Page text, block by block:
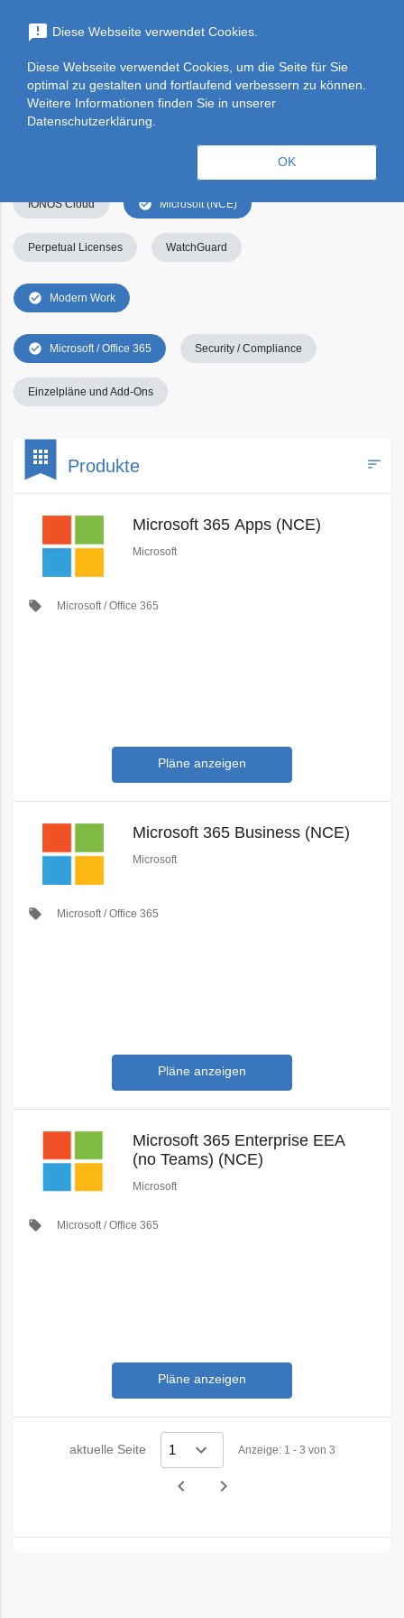
menu
Suchen
Filters Filter leeren
IONOS Cloud check_circle Microsoft (NCE)
check_circle Modern Work
check_circle Microsoft / Office 365 Security / Compliance
Einzelpläne und Add-Ons
Perpetual Licenses WatchGuard
bookmark
apps Produkte sort
Microsoft 365 Apps (NCE)
Microsoft
local_offer Microsoft / Office 365
Pläne anzeigen
Microsoft 365 Business (NCE)
Microsoft
local_offer Microsoft / Office 365
Pläne anzeigen
Microsoft 365 Enterprise EEA
(no Teams) (NCE)
Microsoft
local_offer Microsoft / Office 365
Pläne anzeigen
aktuelle Seite Anzeige: 1 - 3 von 3
navigate_before navigate_next
announcement Diese Webseite verwendet Cookies.
Diese Webseite verwendet Cookies, um die Seite für Sie
optimal zu gestalten und fortlaufend verbessern zu können.
Weitere Informationen finden Sie in unserer
Datenschutzerklärung.
OK